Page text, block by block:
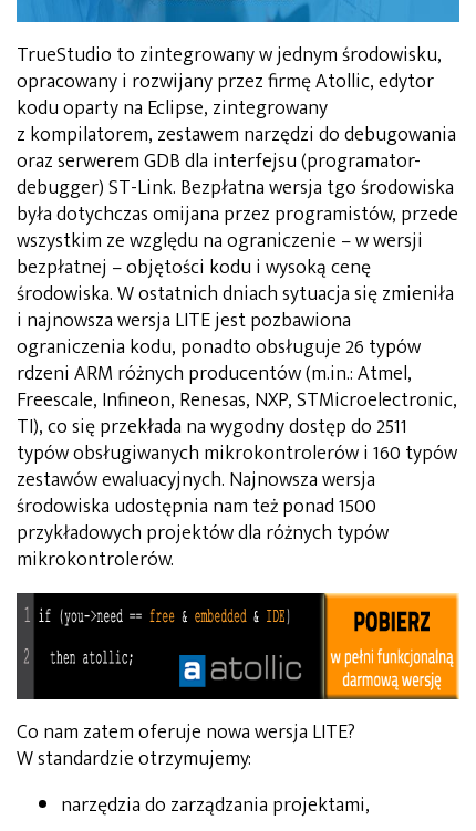
TrueStudio to zintegrowany w jednym środowisku,
opracowany i rozwijany przez firmę Atollic, edytor
kodu oparty na Eclipse, zintegrowany
z kompilatorem, zestawem narzędzi do debugowania
oraz serwerem GDB dla interfejsu (programator-
debugger) ST-Link. Bezpłatna wersja tgo środowiska
była dotychczas omijana przez programistów, przede
wszystkim ze względu na ograniczenie – w wersji
bezpłatnej – objętości kodu i wysoką cenę
środowiska. W ostatnich dniach sytuacja się zmieniła
i najnowsza wersja LITE jest pozbawiona
ograniczenia kodu, ponadto obsługuje 26 typów
rdzeni ARM różnych producentów (m.in.: Atmel,
Freescale, Infineon, Renesas, NXP, STMicroelectronic,
TI), co się przekłada na wygodny dostęp do 2511
typów obsługiwanych mikrokontrolerów i 160 typów
zestawów ewaluacyjnych. Najnowsza wersja
środowiska udostępnia nam też ponad 1500
przykładowych projektów dla różnych typów
mikrokontrolerów.
Co nam zatem oferuje nowa wersja LITE?
W standardzie otrzymujemy:
narzędzia do zarządzania projektami,